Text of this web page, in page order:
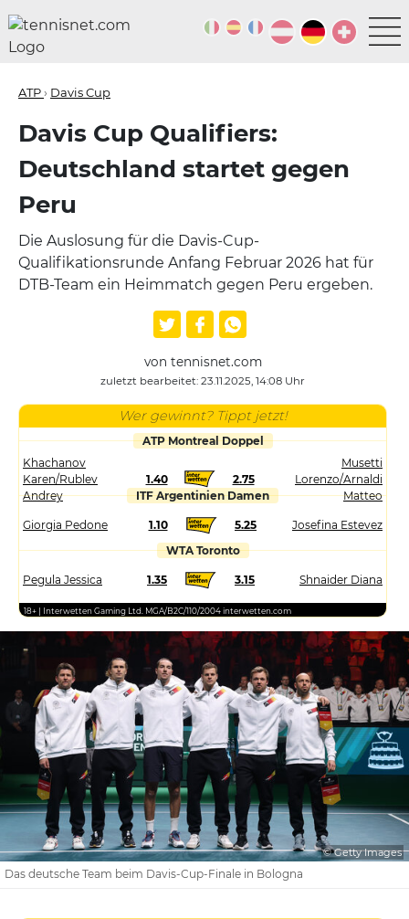
ATP› Davis Cup
Davis Cup Qualifiers:
Deutschland startet gegen
Peru
Die Auslosung für die Davis-Cup-
Qualifikationsrunde Anfang Februar 2026 hat für
DTB-Team ein Heimmatch gegen Peru ergeben.
von tennisnet.com
zuletzt bearbeitet: 23.11.2025, 14:08 Uhr
Wer gewinnt? Tippt jetzt!
ATP Montreal Doppel
Khachanov
Karen/Rublev
Andrey
1.40 2.75
Musetti
Lorenzo/Arnaldi
Matteo
ITF Argentinien Damen
Giorgia Pedone 1.10 5.25
Josefina Estevez
WTA Toronto
Pegula Jessica 1.35 3.15 Shnaider Diana
18+ | Interwetten Gaming Ltd. MGA/B2C/110/2004 interwetten.com
© Getty Images
Das deutsche Team beim Davis-Cup-Finale in Bologna